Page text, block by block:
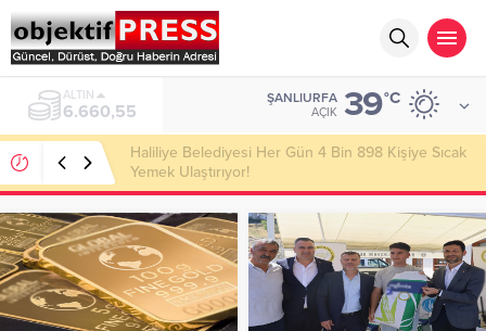
ALTIN
6.660,55
ŞANLIURFA
AÇIK 39°C
Haliliye Belediyesi Her Gün 4 Bin 898 Kişiye Sıcak
Yemek Ulaştırıyor!